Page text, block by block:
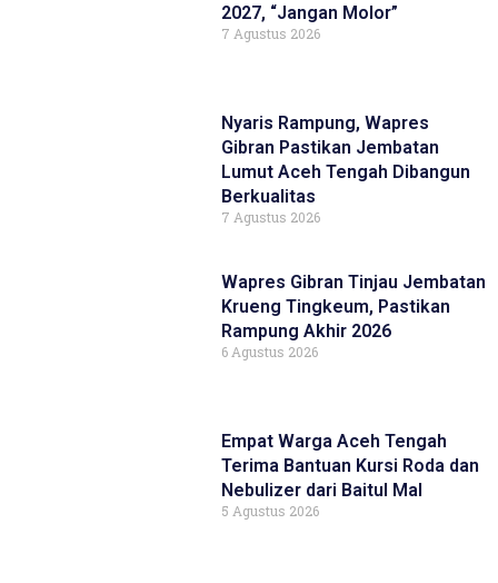
2027, “Jangan Molor”
7 Agustus 2026
Nyaris Rampung, Wapres
Gibran Pastikan Jembatan
Lumut Aceh Tengah Dibangun
Berkualitas
7 Agustus 2026
Wapres Gibran Tinjau Jembatan
Krueng Tingkeum, Pastikan
Rampung Akhir 2026
6 Agustus 2026
Empat Warga Aceh Tengah
Terima Bantuan Kursi Roda dan
Nebulizer dari Baitul Mal
5 Agustus 2026